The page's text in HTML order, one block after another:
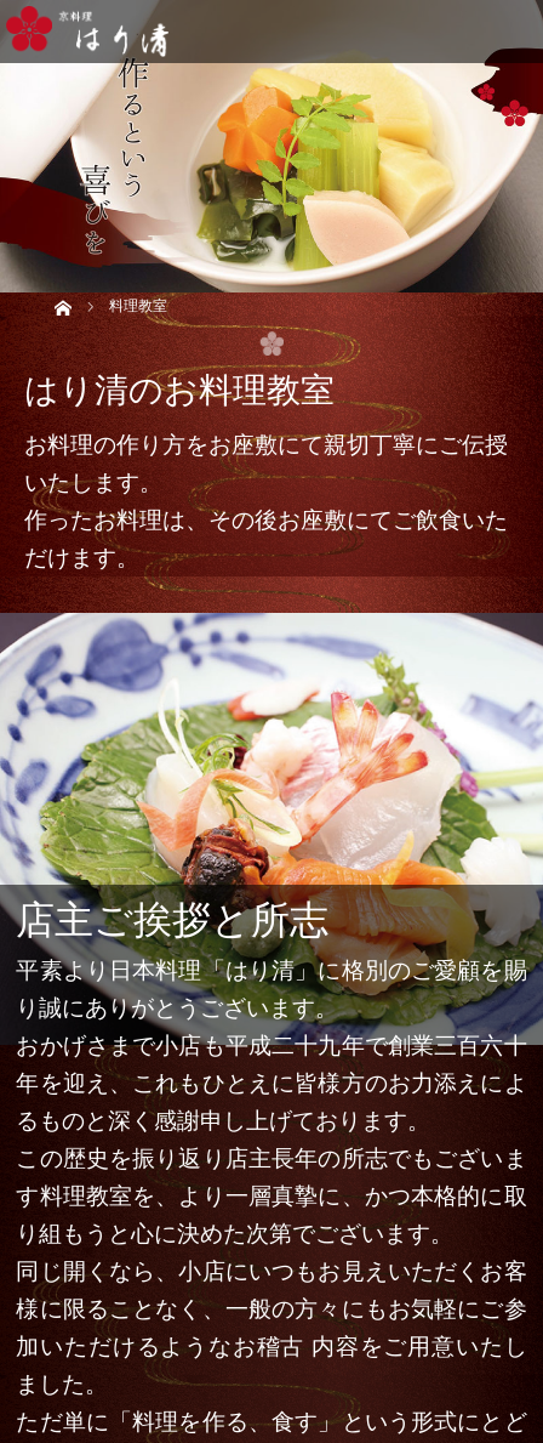
Home 料理教室
はり清のお料理教室
お料理の作り方をお座敷にて親切丁寧にご伝授
いたします。
作ったお料理は、その後お座敷にてご飲食いた
だけます。
店主ご挨拶と所志
平素より日本料理「はり清」に格別のご愛顧を賜
り誠にありがとうございます。
おかげさまで小店も平成二十九年で創業三百六十
年を迎え、これもひとえに皆様方のお力添えによ
るものと深く感謝申し上げております。
この歴史を振り返り店主長年の所志でもございま
す料理教室を、より一層真摯に、かつ本格的に取
り組もうと心に決めた次第でございます。
同じ開くなら、小店にいつもお見えいただくお客
様に限ることなく、一般の方々にもお気軽にご参
加いただけるようなお稽古 内容をご用意いたし
ました。
ただ単に「料理を作る、食す」という形式にとど